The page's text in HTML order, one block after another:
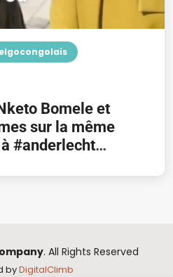
sur la même
#anderlecht
. All Rights Reserved
byDigitalClimb